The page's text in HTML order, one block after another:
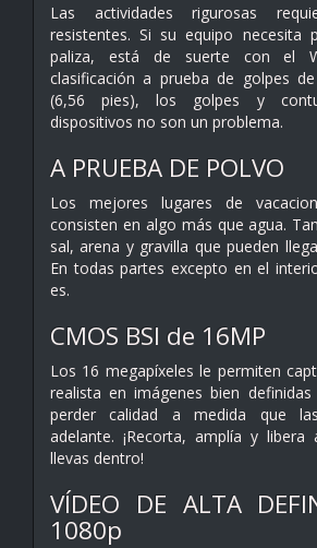
Las actividades rigurosas
resistentes. Si su equipo necesita
paliza, está de suerte con el
clasificación a prueba de golpes
(6,56 pies), los golpes y
dispositivos no son un problema.
A PRUEBA DE POLVO
Los mejores lugares de
consisten en algo más que agua.
sal, arena y gravilla que pueden
En todas partes excepto en el
es.
CMOS BSI de 16MP
Los 16 megapíxeles le permiten
realista en imágenes bien
perder calidad a medida que
adelante. ¡Recorta, amplía y
llevas dentro!
VÍDEO DE ALTA
1080p